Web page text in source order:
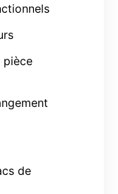
pièce
de